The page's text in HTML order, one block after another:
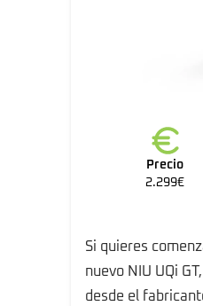
Precio
2.299€
Si quieres
nuevo NIU UQi
desde el